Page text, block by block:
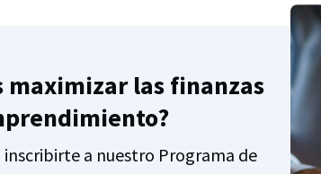
maximizar las finanzas
inscribirte a nuestro Programa de